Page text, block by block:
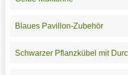
Blaues Pavillon-Zubehör
Schwarzer Pflanzkübel mit